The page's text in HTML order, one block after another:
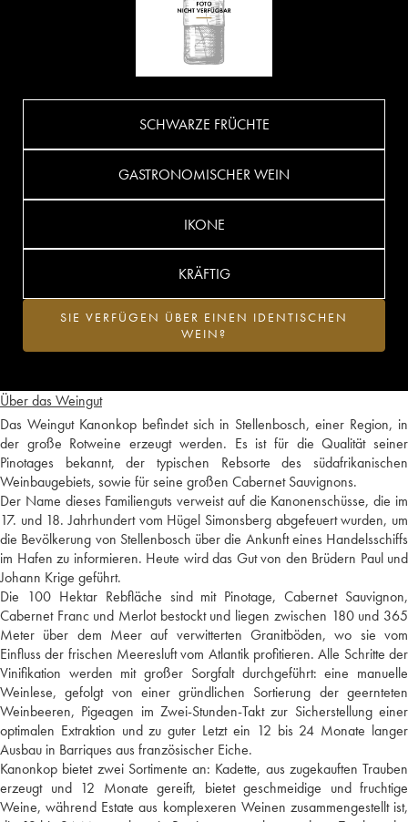
Über das Weingut
Das Weingut Kanonkop befindet sich in Stellenbosch, einer Region, in
der große Rotweine erzeugt werden. Es ist für die Qualität seiner
Pinotages bekannt, der typischen Rebsorte des südafrikanischen
Weinbaugebiets, sowie für seine großen Cabernet Sauvignons.
Der Name dieses Familienguts verweist auf die Kanonenschüsse, die im
17. und 18. Jahrhundert vom Hügel Simonsberg abgefeuert wurden, um
die Bevölkerung von Stellenbosch über die Ankunft eines Handelsschiffs
im Hafen zu informieren. Heute wird das Gut von den Brüdern Paul und
Johann Krige geführt.
Die 100 Hektar Rebfläche sind mit Pinotage, Cabernet Sauvignon,
Cabernet Franc und Merlot bestockt und liegen zwischen 180 und 365
Meter über dem Meer auf verwitterten Granitböden, wo sie vom
Einfluss der frischen Meeresluft vom Atlantik profitieren. Alle Schritte der
Vinifikation werden mit großer Sorgfalt durchgeführt: eine manuelle
Weinlese, gefolgt von einer gründlichen Sortierung der geernteten
Weinbeeren, Pigeagen im Zwei-Stunden-Takt zur Sicherstellung einer
optimalen Extraktion und zu guter Letzt ein 12 bis 24 Monate langer
Ausbau in Barriques aus französischer Eiche.
Kanonkop bietet zwei Sortimente an: Kadette, aus zugekauften Trauben
erzeugt und 12 Monate gereift, bietet geschmeidige und fruchtige
Weine, während Estate aus komplexeren Weinen zusammengestellt ist,
SCHWARZE FRÜCHTE
GASTRONOMISCHER WEIN
IKONE
KRÄFTIG
SIE VERFÜGEN ÜBER EINEN IDENTISCHEN
WEIN?